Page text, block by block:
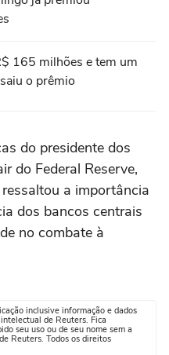
165 milhões e tem um
o prêmio
do presidente dos
do Federal Reserve,
a importância
dos bancos centrais
no combate à
inclusive informação e dados
de Reuters. Fica
seu uso ou de seu nome sem a
Reuters. Todos os direitos